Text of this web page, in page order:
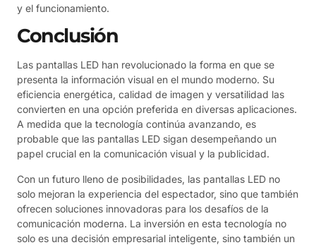
y el funcionamiento.
Conclusión
Las pantallas LED han revolucionado la forma en que se
presenta la información visual en el mundo moderno. Su
eficiencia energética, calidad de imagen y versatilidad las
convierten en una opción preferida en diversas aplicaciones.
A medida que la tecnología continúa avanzando, es
probable que las pantallas LED sigan desempeñando un
papel crucial en la comunicación visual y la publicidad.
Con un futuro lleno de posibilidades, las pantallas LED no
solo mejoran la experiencia del espectador, sino que también
ofrecen soluciones innovadoras para los desafíos de la
comunicación moderna. La inversión en esta tecnología no
solo es una decisión empresarial inteligente, sino también un